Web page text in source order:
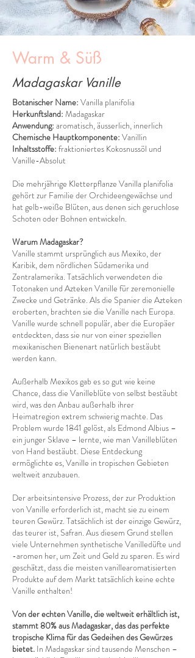
Warm & Süß
Madagaskar Vanille
Botanischer Name: Vanilla planifolia
Herkunftsland: Madagaskar
Anwendung: aromatisch, äusserlich, innerlich
Chemische Hauptkomponente: Vanillin
Inhaltsstoffe: fraktioniertes Kokosnussöl und
Vanille-Absolut
Die mehrjährige Kletterpflanze Vanilla planifolia
gehört zur Familie der Orchideengewächse und
hat gelb-weiße Blüten, aus denen sich geruchlose
Schoten oder Bohnen entwickeln.
Warum Madagaskar?
Vanille stammt ursprünglich aus Mexiko, der
Karibik, dem nördlichen Südamerika und
Zentralamerika. Tatsächlich verwendeten die
Totonaken und Azteken Vanille für zeremonielle
Zwecke und Getränke. Als die Spanier die Azteken
eroberten, brachten sie die Vanille nach Europa.
Vanille wurde schnell populär, aber die Europäer
entdeckten, dass sie nur von einer speziellen
mexikanischen Bienenart natürlich bestäubt
werden kann.
Außerhalb Mexikos gab es so gut wie keine
Chance, dass die Vanilleblüte von selbst bestäubt
wird, was den Anbau außerhalb ihrer
Heimatregion extrem schwierig machte. Das
Problem wurde 1841 gelöst, als Edmond Albius –
ein junger Sklave – lernte, wie man Vanilleblüten
von Hand bestäubt. Diese Entdeckung
ermöglichte es, Vanille in tropischen Gebieten
weltweit anzubauen.
Der arbeitsintensive Prozess, der zur Produktion
von Vanille erforderlich ist, macht sie zu einem
teuren Gewürz. Tatsächlich ist der einzige Gewürz,
das teurer ist, Safran. Aus diesem Grund stellen
viele Unternehmen synthetische Vanilledüfte und
-aromen her, um Zeit und Geld zu sparen. Es wird
geschätzt, dass die meisten vanillearomatisierten
Produkte auf dem Markt tatsächlich keine echte
Vanille enthalten!
Von der echten Vanille, die weltweit erhältlich ist,
stammt 80% aus Madagaskar, das das perfekte
tropische Klima für das Gedeihen des Gewürzes
bietet. In Madagaskar sind tausende Menschen –